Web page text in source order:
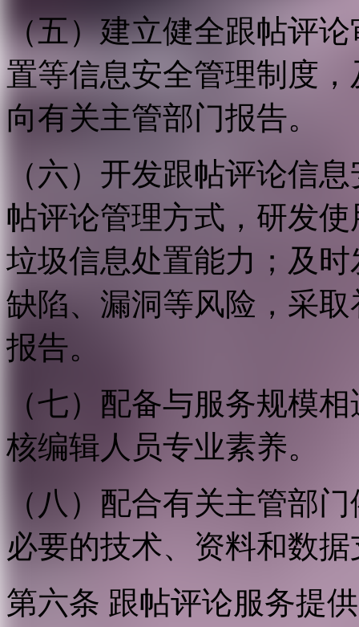
（五）建立健全跟帖评
置等信息安全管理制度
向有关主管部门报告。
（六）开发跟帖评论信
帖评论管理方式，研发
垃圾信息处置能力；及
缺陷、漏洞等风险，采
报告。
（七）配备与服务规模
核编辑人员专业素养。
（八）配合有关主管部
必要的技术、资料和数
第六条 跟帖评论服务提